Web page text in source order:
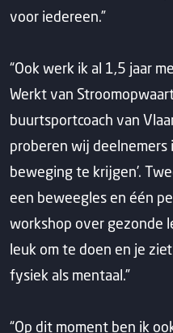
voor iedereen.”
“Ook werk ik al 1,5 jaar
Werkt van
buurtsportcoach van
proberen wij deelnemers
beweging te krijgen’.
een beweegles en één
workshop over gezonde
leuk om te doen en je
fysiek als mentaal.”
“Op dit moment ben ik